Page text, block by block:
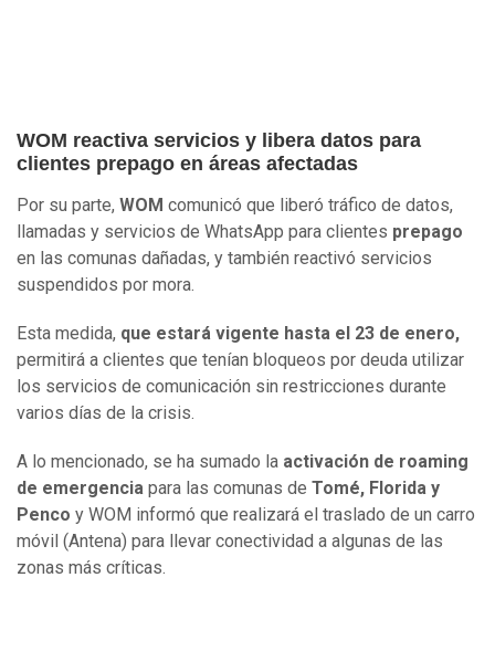
WOM reactiva servicios y libera datos para
clientes prepago en áreas afectadas
Por su parte, WOM comunicó que liberó tráfico de datos,
llamadas y servicios de WhatsApp para clientes prepago
en las comunas dañadas, y también reactivó servicios
suspendidos por mora.
Esta medida, que estará vigente hasta el 23 de enero,
permitirá a clientes que tenían bloqueos por deuda utilizar
los servicios de comunicación sin restricciones durante
varios días de la crisis.
A lo mencionado, se ha sumado la activación de roaming
de emergencia para las comunas de Tomé, Florida y
Penco y WOM informó que realizará el traslado de un carro
móvil (Antena) para llevar conectividad a algunas de las
zonas más críticas.